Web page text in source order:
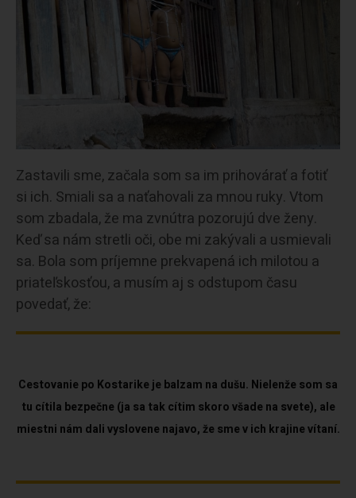
Zastavili sme, začala som sa im prihovárať a fotiť
si ich. Smiali sa a naťahovali za mnou ruky. Vtom
som zbadala, že ma zvnútra pozorujú dve ženy.
Keď sa nám stretli oči, obe mi zakývali a usmievali
sa. Bola som príjemne prekvapená ich milotou a
priateľskosťou, a musím aj s odstupom času
povedať, že:
Cestovanie po Kostarike je balzam na dušu. Nielenže som sa
tu cítila bezpečne (ja sa tak cítim skoro všade na svete), ale
miestni nám dali vyslovene najavo, že sme v ich krajine vítaní.